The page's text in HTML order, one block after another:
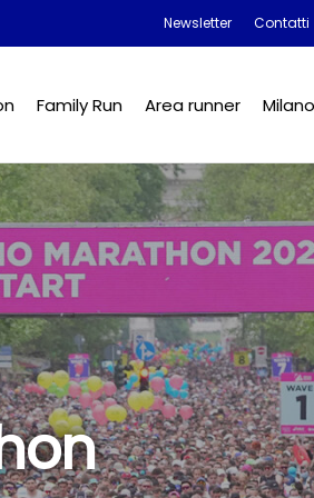
Newsletter Contatti
Family Run Area runner